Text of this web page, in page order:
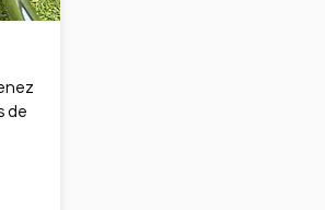
de